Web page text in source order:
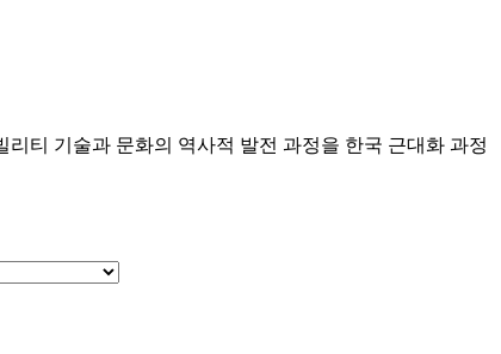
티 기술과 문화의 역사적 발전 과정을 한국 근대화 과정